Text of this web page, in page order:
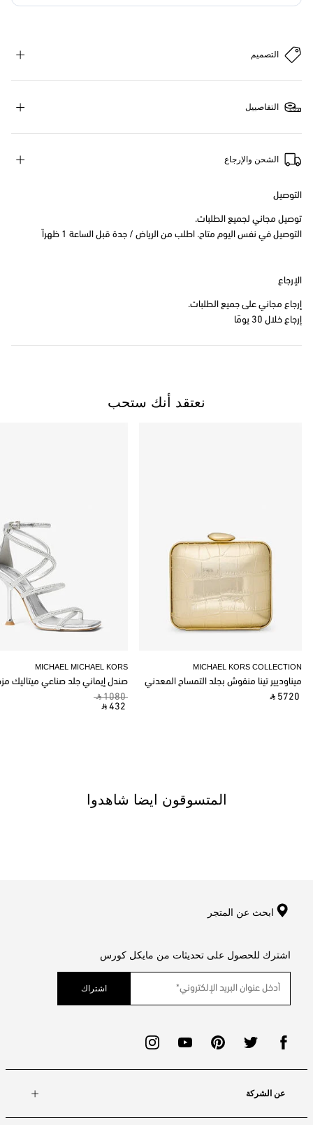
التصميم
التفاصييل
الشحن والإرجاع
التوصيل
توصيل مجاني لجميع الطلبات.
التوصيل في نفس اليوم متاح. اطلب من الرياض / جدة قبل الساعة 1 ظهراً
الإرجاع
إرجاع مجاني على جميع الطلبات.
إرجاع خلال 30 يومًا
نعتقد أنك ستحب
MICHAEL MICHAEL KORS
صندل إيماني جلد صناعي ميتاليك
‎ ⃁ 1080 ‎
‎ ⃁ 432 ‎
MICHAEL KORS COLLECTION
ميناوديير تينا منقوش بجلد التمساح المعدني
‎ ⃁ 5720 ‎
المتسوقون ايضا شاهدوا
ابحث عن المتجر
اشترك للحصول على تحديثات من مايكل كورس
اشتراك
عن الشركة